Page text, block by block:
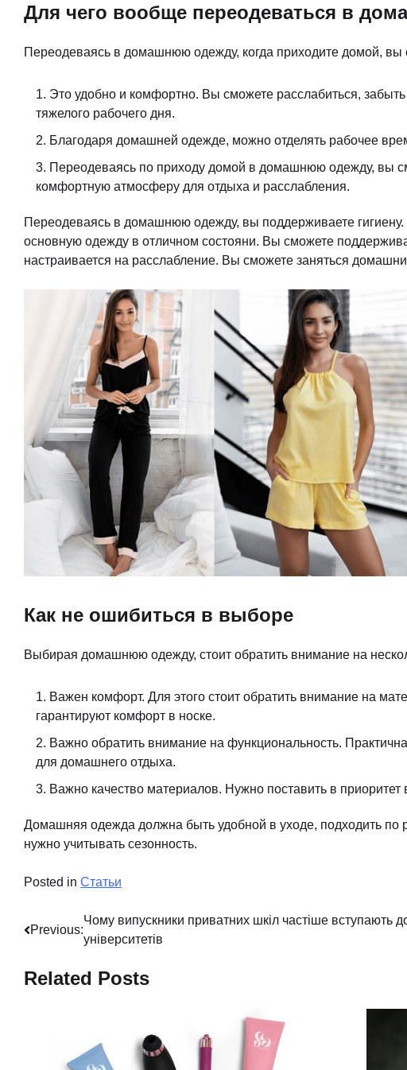
Для чего вообще переодеваться в
Переодеваясь в домашнюю одежду, когда приходите домой, вы
Это удобно и комфортно. Вы сможете расслабиться,
тяжелого рабочего дня.
Благодаря домашней одежде, можно отделять рабочее
Переодеваясь по приходу домой в домашнюю одежду, вы
комфортную атмосферу для отдыха и расслабления.
Переодеваясь в домашнюю одежду, вы поддерживаете гигиену.
основную одежду в отличном состояни. Вы сможете
настраивается на расслабление. Вы сможете заняться
Как не ошибиться в выборе
Выбирая домашнюю одежду, стоит обратить внимание на
Важен комфорт. Для этого стоит обратить внимание на
гарантируют комфорт в носке.
Важно обратить внимание на функциональность.
для домашнего отдыха.
Важно качество материалов. Нужно поставить в
Домашняя одежда должна быть удобной в уходе, подходить по
нужно учитывать сезонность.
Posted in Статьи
Навигация
записям
Previous:
Чому випускники приватних шкіл частіше вступають
університетів
Related Posts